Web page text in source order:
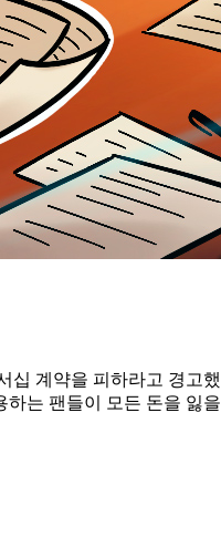
계약을 피하라고 경
는 팬들이 모든 돈을